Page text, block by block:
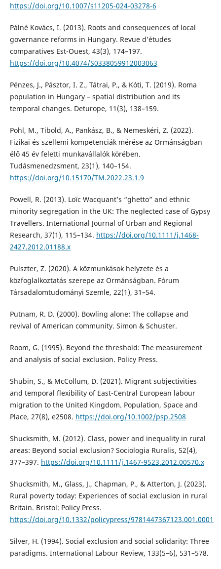
https://doi.org/10.1007/s11205-024-03278-6
Pálné Kovács, I. (2013). Roots and consequences of local
governance reforms in Hungary. Revue d’études
comparatives Est-Ouest, 43(3), 174–197.
https://doi.org/10.4074/S0338059912003063
Pénzes, J., Pásztor, I. Z., Tátrai, P., & Kóti, T. (2019). Roma
population in Hungary – spatial distribution and its
temporal changes. Deturope, 11(3), 138–159.
Pohl, M., Tibold, A., Pankász, B., & Nemeskéri, Z. (2022).
Fizikai és szellemi kompetenciák mérése az Ormánságban
élő 45 év feletti munkavállalók körében.
Tudásmenedzsment, 23(1), 140–154.
https://doi.org/10.15170/TM.2022.23.1.9
Powell, R. (2013). Loïc Wacquant’s “ghetto” and ethnic
minority segregation in the UK: The neglected case of Gypsy
Travellers. International Journal of Urban and Regional
Research, 37(1), 115–134. https://doi.org/10.1111/j.1468-
2427.2012.01188.x
Pulszter, Z. (2020). A közmunkások helyzete és a
közfoglalkoztatás szerepe az Ormánságban. Fórum
Társadalomtudományi Szemle, 22(1), 31–54.
Putnam, R. D. (2000). Bowling alone: The collapse and
revival of American community. Simon & Schuster.
Room, G. (1995). Beyond the threshold: The measurement
and analysis of social exclusion. Policy Press.
Shubin, S., & McCollum, D. (2021). Migrant subjectivities
and temporal flexibility of East-Central European labour
migration to the United Kingdom. Population, Space and
Place, 27(8), e2508. https://doi.org/10.1002/psp.2508
Shucksmith, M. (2012). Class, power and inequality in rural
areas: Beyond social exclusion? Sociologia Ruralis, 52(4),
377–397. https://doi.org/10.1111/j.1467-9523.2012.00570.x
Shucksmith, M., Glass, J., Chapman, P., & Atterton, J. (2023).
Rural poverty today: Experiences of social exclusion in rural
Britain. Bristol: Policy Press.
https://doi.org/10.1332/policypress/9781447367123.001.0001
Silver, H. (1994). Social exclusion and social solidarity: Three
paradigms. International Labour Review, 133(5–6), 531–578.